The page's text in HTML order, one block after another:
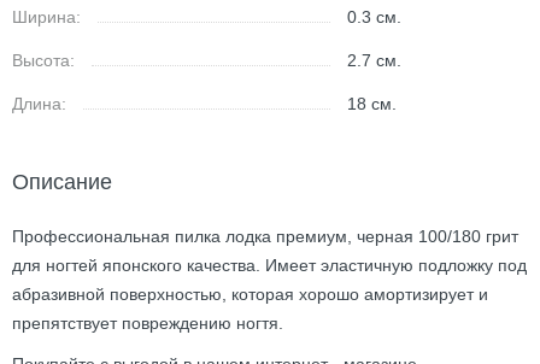
Ширина: 0.3см.
Высота: 2.7см.
Длина: 18см.
Описание
Профессиональная пилка лодка премиум, черная 100/180 грит
для ногтей японского качества. Имеет эластичную подложку под
абразивной поверхностью, которая хорошо амортизирует и
препятствует повреждению ногтя.